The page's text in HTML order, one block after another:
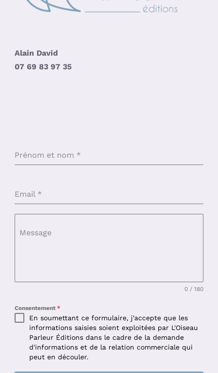
Alain David
07 69 83 97 35
Prénom et nom *
Email *
Message
0 / 180
Consentement *
En soumettant ce formulaire, j'accepte que les
informations saisies soient exploitées par L'Oiseau
Parleur Éditions dans le cadre de la demande
d'informations et de la relation commerciale qui
peut en découler.